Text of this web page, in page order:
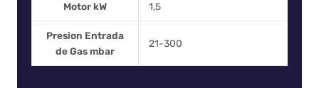
Motor kW 1,5
Presion Entrada
de Gas mbar
21-300